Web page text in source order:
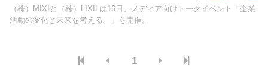
（株）MIXIと（株）LIXILは16日、メディア向けトークイベント「企業
活動の変化と未来を考える。」を開催。
1